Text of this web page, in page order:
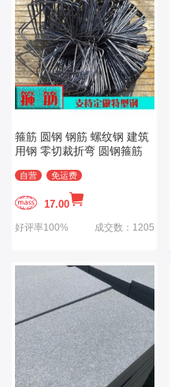
箍筋 圆钢 钢筋 螺纹钢 建筑
用钢 零切裁折弯 圆钢箍筋
自营 免运费
17.00
好评率100% 成交数：1205